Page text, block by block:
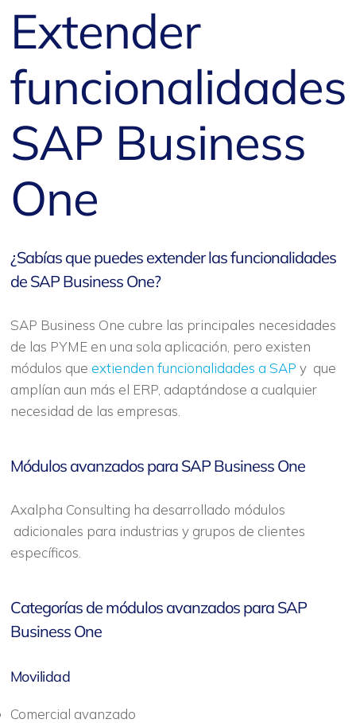
Extender
funcionalidades
SAP Business
One
¿Sabías que puedes extender las funcionalidades
de SAP Business One?
SAP Business One cubre las principales necesidades
de las PYME en una sola aplicación, pero existen
módulos que extienden funcionalidades a SAP y que
amplían aun más el ERP, adaptándose a cualquier
necesidad de las empresas.
Módulos avanzados para SAP Business One
Axalpha Consulting ha desarrollado módulos
adicionales para industrias y grupos de clientes
específicos.
Categorías de módulos avanzados para SAP
Business One
Movilidad
Comercial avanzado